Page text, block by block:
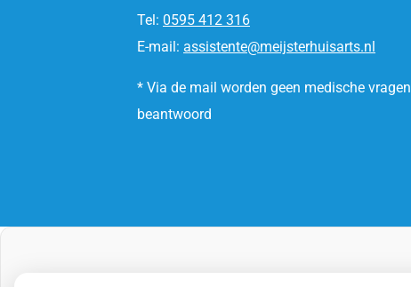
Tel: 0595 412 316
E-mail: assistente@meijsterhuisarts.nl
* Via de mail worden geen medische vragen
beantwoord